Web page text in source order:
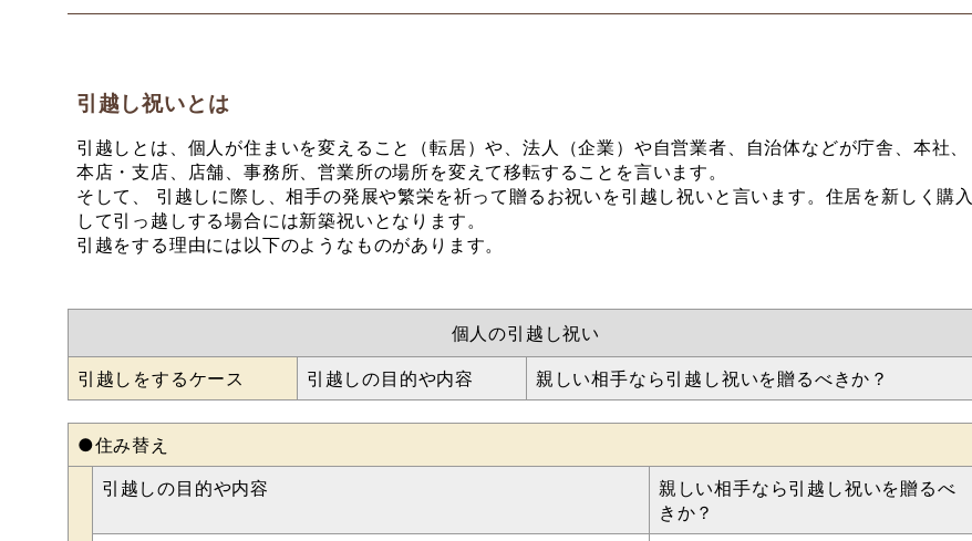
引越し祝いとは
引越しとは、個人が住まいを変えること（転居）や、法人（企業）や自営業者、自治体などが庁舎、本社、
本店・支店、店舗、事務所、営業所の場所を変えて移転することを言います。
そして、 引越しに際し、相手の発展や繁栄を祈って贈るお祝いを引越し祝いと言います。住居を新しく購入
して引っ越しする場合には新築祝いとなります。
引越をする理由には以下のようなものがあります。
個人の引越し祝い
引越しをするケース
引越しの目的や内容 親しい相手なら引越し祝いを贈るべきか？
●住み替え
引越しの目的や内容
親しい相手なら引越し祝いを贈るべ
きか？